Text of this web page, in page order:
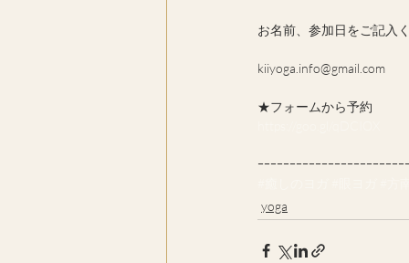
お名前、参加日をご記入
kiiyoga.info@gmail.com
★フォームから予約
ｰｰｰｰｰｰｰｰｰｰｰｰｰｰｰｰｰｰｰｰｰｰｰ
yoga